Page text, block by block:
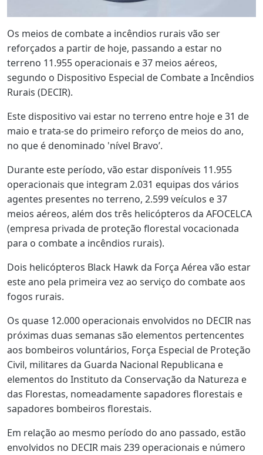
Os meios de combate a incêndios rurais vão ser
reforçados a partir de hoje, passando a estar no
terreno 11.955 operacionais e 37 meios aéreos,
segundo o Dispositivo Especial de Combate a Incêndios
Rurais (DECIR).
Este dispositivo vai estar no terreno entre hoje e 31 de
maio e trata-se do primeiro reforço de meios do ano,
no que é denominado 'nível Bravo’.
Durante este período, vão estar disponíveis 11.955
operacionais que integram 2.031 equipas dos vários
agentes presentes no terreno, 2.599 veículos e 37
meios aéreos, além dos três helicópteros da AFOCELCA
(empresa privada de proteção florestal vocacionada
para o combate a incêndios rurais).
Dois helicópteros Black Hawk da Força Aérea vão estar
este ano pela primeira vez ao serviço do combate aos
fogos rurais.
Os quase 12.000 operacionais envolvidos no DECIR nas
próximas duas semanas são elementos pertencentes
aos bombeiros voluntários, Força Especial de Proteção
Civil, militares da Guarda Nacional Republicana e
elementos do Instituto da Conservação da Natureza e
das Florestas, nomeadamente sapadores florestais e
sapadores bombeiros florestais.
Em relação ao mesmo período do ano passado, estão
envolvidos no DECIR mais 239 operacionais e número